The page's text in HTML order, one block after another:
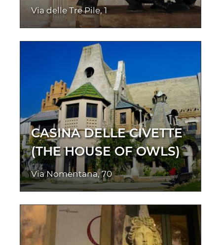
Via delle Tre Pile, 1
CASINA DELLE CIVETTE
(THE HOUSE OF OWLS)
Via Nomentana, 70